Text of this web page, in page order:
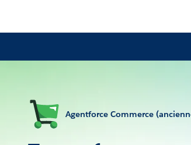
Agentforce Commerce